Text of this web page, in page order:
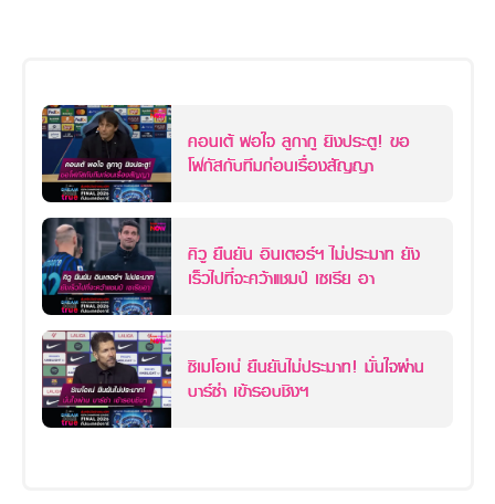
คอนเต้ พอใจ ลูกากู ยิงประตู! ขอ
โฟกัสกับทีมก่อนเรื่องสัญญา
คิวู ยืนยัน อินเตอร์ฯ ไม่ประมาท ยัง
เร็วไปที่จะคว้าแชมป์ เซเรีย อา
ซิเมโอเน่ ยืนยันไม่ประมาท! มั่นใจผ่าน
บาร์ซ่า เข้ารอบชิงฯ